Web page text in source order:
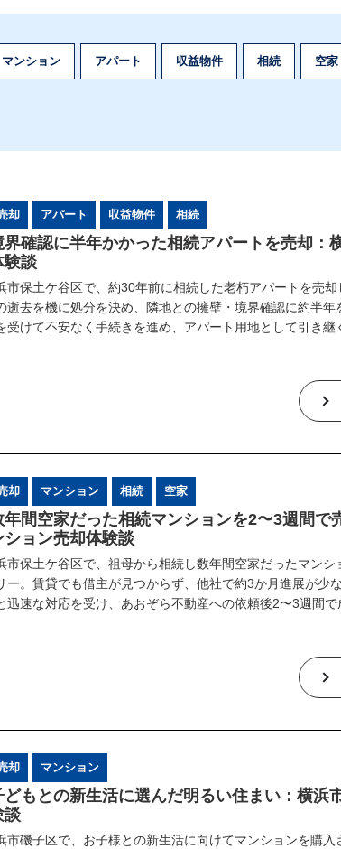
マンション アパート 収益物件 相続 空家
却 アパート 収益物件 相続
界確認に半年かかった相続アパートを売却：
験談
市保土ケ谷区で、約30年前に相続した老朽アパートを売
逝去を機に処分を決め、隣地との擁壁・境界確認に約半
受けて不安なく手続きを進め、アパート用地として引き継
却 マンション 相続 空家
年間空家だった相続マンションを2〜3週間で
ション売却体験談
市保土ケ谷区で、祖母から相続し数年間空家だったマンシ
ー。賃貸でも借主が見つからず、他社で約3か月進展が少
迅速な対応を受け、あおぞら不動産への依頼後2〜3週間で
却 マンション
どもとの新生活に選んだ明るい住まい：横浜
談
市磯子区で、お子様との新生活に向けてマンションを購入